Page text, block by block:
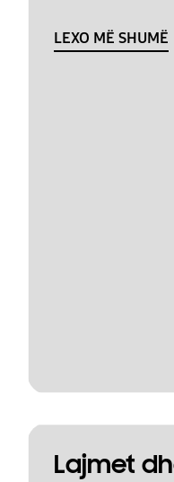
LEXO MË SHUMË
Lajmet